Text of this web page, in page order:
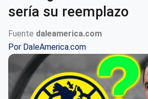
sería su reemplazo
Fuente daleamerica.com
Por DaleAmerica.com